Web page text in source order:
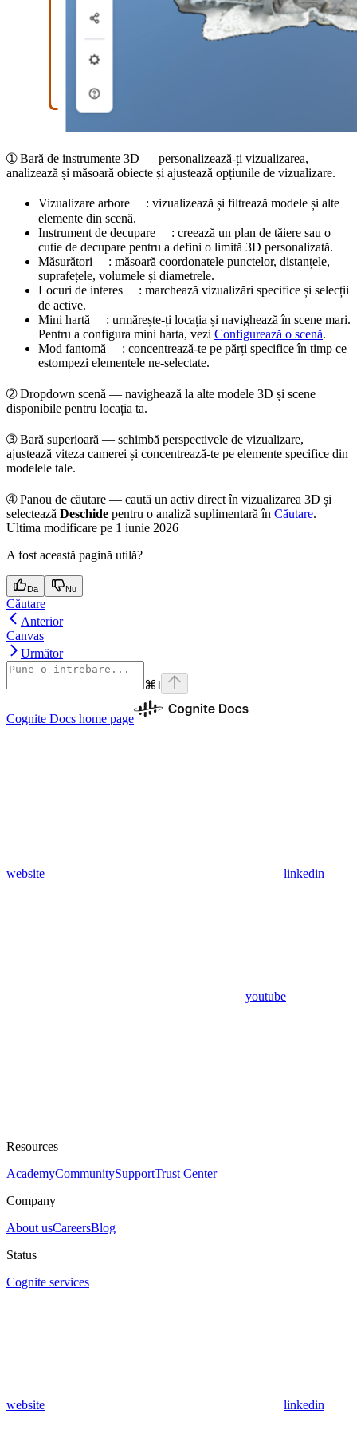
➀Bară de instrumente 3D — personalizează-ți vizualizarea,
analizează și măsoară obiecte și ajustează opțiunile de vizualizare.
Vizualizare arbore
: vizualizează și filtrează modele și alte
elemente din scenă.
Instrument de decupare
: creează un plan de tăiere sau o
cutie de decupare pentru a defini o limită 3D personalizată.
Măsurători
: măsoară coordonatele punctelor, distanțele,
suprafețele, volumele și diametrele.
Locuri de interes
: marchează vizualizări specifice și selecții
de active.
Mini hartă
: urmărește-ți locația și navighează în scene mari.
Pentru a configura mini harta, vezi Configurează o scenă.
Mod fantomă
: concentrează-te pe părți specifice în timp ce
estompezi elementele ne-selectate.
➁Dropdown scenă — navighează la alte modele 3D și scene
disponibile pentru locația ta.
➂Bară superioară — schimbă perspectivele de vizualizare,
ajustează viteza camerei și concentrează-te pe elemente specifice din
modelele tale.
➃Panou de căutare — caută un activ direct în vizualizarea 3D și
selectează Deschide pentru o analiză suplimentară în Căutare.
Ultima modificare pe 1 iunie 2026
A fost această pagină utilă?
Da Nu
Căutare
Anterior
Canvas
Următor
⌘I
Cognite Docs home page
website linkedin
youtube
Resources
AcademyCommunitySupportTrust Center
Company
About usCareersBlog
Status
Cognite services
website linkedin